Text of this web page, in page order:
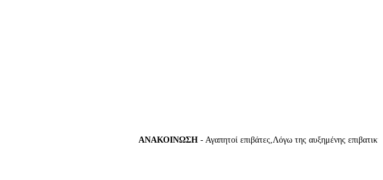
ΑΝΑΚΟΙΝΩΣΗ- Αγαπητοί επιβάτες,Λόγω της αυξημένης επιβατικής